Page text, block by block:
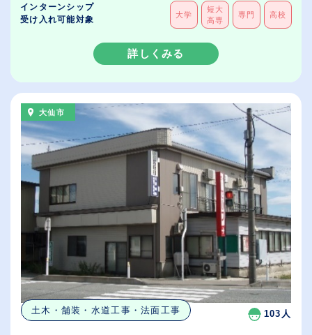
インターンシップ
受け入れ可能対象
大学
短大
高専
専門 高校
詳しくみる
大仙市
土木・舗装・水道工事・法面工事 103人